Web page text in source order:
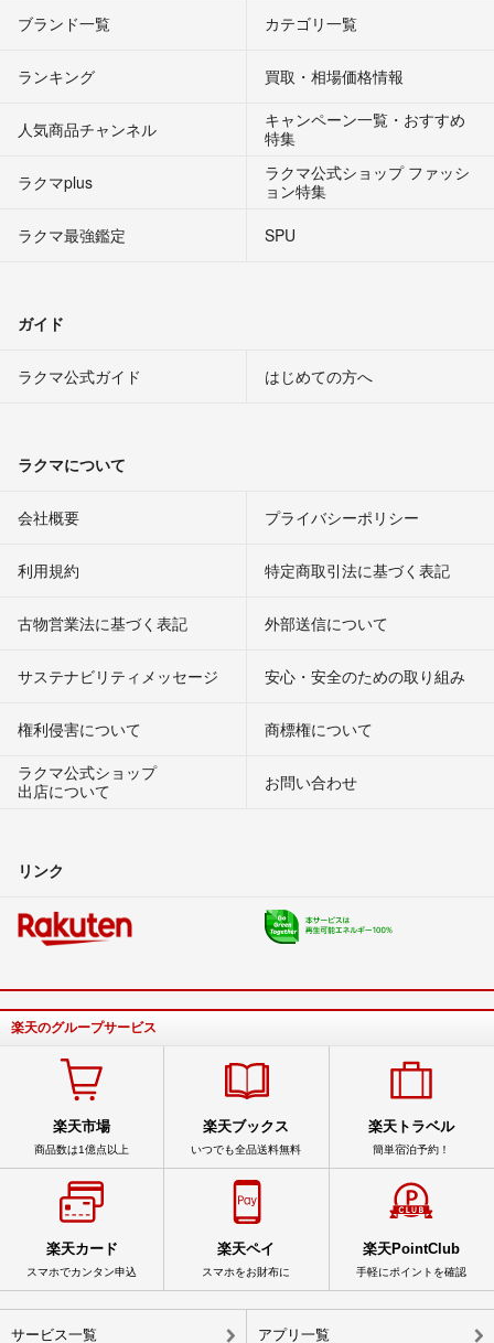
ブランド一覧 カテゴリ一覧
ランキング 買取・相場価格情報
人気商品チャンネル
キャンペーン一覧・おすすめ
特集
ラクマplus
ラクマ公式ショップ ファッシ
ョン特集
ラクマ最強鑑定
SPU
ガイド
ラクマ公式ガイド はじめての方へ
ラクマについて
会社概要 プライバシーポリシー
利用規約 特定商取引法に基づく表記
古物営業法に基づく表記 外部送信について
サステナビリティメッセージ 安心・安全のための取り組み
権利侵害について
商標権について
ラクマ公式ショップ
出店について
お問い合わせ
リンク
楽天のグループサービス
楽天市場
商品数は1億点以上
楽天ブックス
いつでも全品送料無料
楽天トラベル
簡単宿泊予約！
楽天カード
スマホでカンタン申込
楽天ペイ
スマホをお財布に
楽天PointClub
手軽にポイントを確認
サービス一覧 アプリ一覧